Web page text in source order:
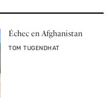
Échec en Afghanistan
PAR
TOM TUGENDHAT